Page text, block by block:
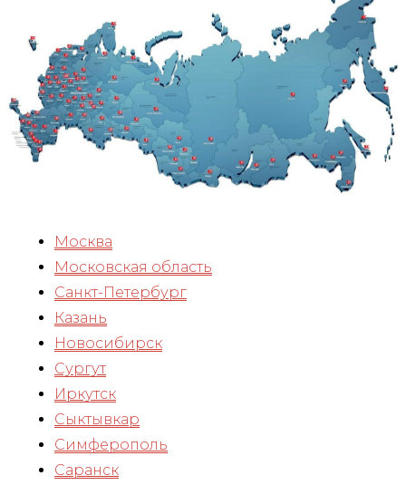
Москва
Московская область
Санкт-Петербург
Казань
Новосибирск
Сургут
Иркутск
Сыктывкар
Симферополь
Саранск